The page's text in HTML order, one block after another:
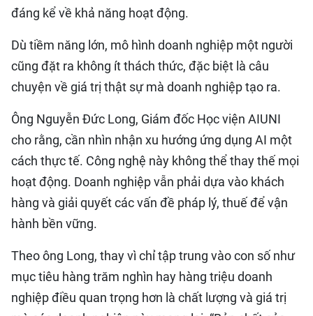
đáng kể về khả năng hoạt động.
Dù tiềm năng lớn, mô hình doanh nghiệp một người
cũng đặt ra không ít thách thức, đặc biệt là câu
chuyện về giá trị thật sự mà doanh nghiệp tạo ra.
Ông Nguyễn Đức Long, Giám đốc Học viện AIUNI
cho rằng, cần nhìn nhận xu hướng ứng dụng AI một
cách thực tế. Công nghệ này không thể thay thế mọi
hoạt động. Doanh nghiệp vẫn phải dựa vào khách
hàng và giải quyết các vấn đề pháp lý, thuế để vận
hành bền vững.
Theo ông Long, thay vì chỉ tập trung vào con số như
mục tiêu hàng trăm nghìn hay hàng triệu doanh
nghiệp điều quan trọng hơn là chất lượng và giá trị